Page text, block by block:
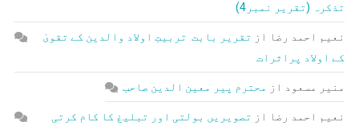
تذکرہ (تقریر نمبر4)
نعیم احمد رضا از تقریر بابت تربیتِ اولاد والدین کے تقویٰ
کے اولاد پراثرات
منیر مسعود از محترم پیر معین الدین صاحب
نعیم احمد رضا از تصویریں بولتی اور تبلیغ کا کام کرتی